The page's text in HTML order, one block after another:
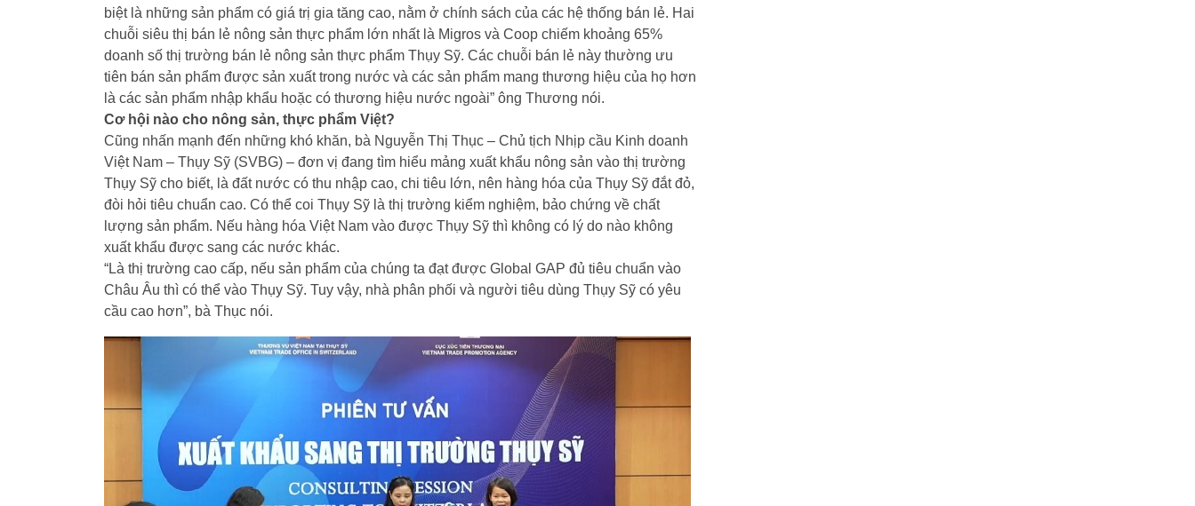
biệt là những sản phẩm có giá trị gia tăng cao, nằm ở chính sách của các hệ thống bán lẻ. Hai
chuỗi siêu thị bán lẻ nông sản thực phẩm lớn nhất là Migros và Coop chiếm khoảng 65%
doanh số thị trường bán lẻ nông sản thực phẩm Thụy Sỹ. Các chuỗi bán lẻ này thường ưu
tiên bán sản phẩm được sản xuất trong nước và các sản phẩm mang thương hiệu của họ hơn
là các sản phẩm nhập khẩu hoặc có thương hiệu nước ngoài” ông Thương nói.
Cơ hội nào cho nông sản, thực phẩm Việt?
Cũng nhấn mạnh đến những khó khăn, bà Nguyễn Thị Thục – Chủ tịch Nhịp cầu Kinh doanh
Việt Nam – Thụy Sỹ (SVBG) – đơn vị đang tìm hiểu mảng xuất khẩu nông sản vào thị trường
Thụy Sỹ cho biết, là đất nước có thu nhập cao, chi tiêu lớn, nên hàng hóa của Thụy Sỹ đắt đỏ,
đòi hỏi tiêu chuẩn cao. Có thể coi Thụy Sỹ là thị trường kiểm nghiệm, bảo chứng về chất
lượng sản phẩm. Nếu hàng hóa Việt Nam vào được Thụy Sỹ thì không có lý do nào không
xuất khẩu được sang các nước khác.
“Là thị trường cao cấp, nếu sản phẩm của chúng ta đạt được Global GAP đủ tiêu chuẩn vào
Châu Âu thì có thể vào Thụy Sỹ. Tuy vậy, nhà phân phối và người tiêu dùng Thụy Sỹ có yêu
cầu cao hơn”, bà Thục nói.